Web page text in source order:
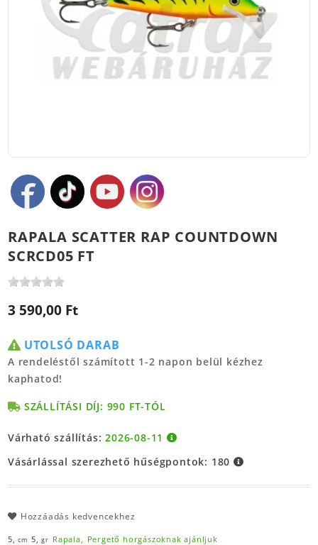
RAPALA SCATTER RAP COUNTDOWN
SCRCD05 FT
3 590,00 Ft
UTOLSÓ DARAB
A rendeléstől számított 1-2 napon belül kézhez
kaphatod!
SZÁLLÍTÁSI DÍJ: 990 FT-TÓL
Várható szállítás:2026-08-11
Vásárlással szerezhető hűségpontok: 180
Hozzáadás kedvencekhez
5,cm 5,gr Rapala, Pergető horgászoknak ajánljuk